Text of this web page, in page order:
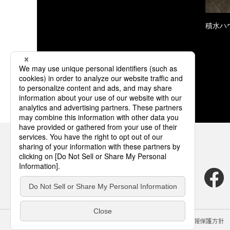
積水
サイトのご利用にあたって クッキーポリシー 個人情報保護方針